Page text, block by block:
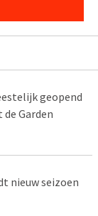
geopend
Garden
nieuw seizoen